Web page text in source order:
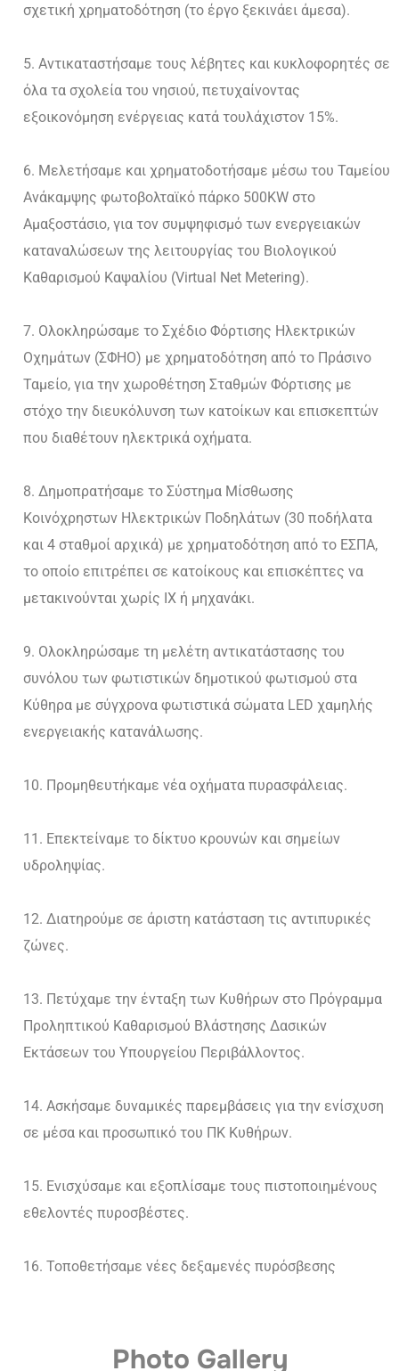
σχετική χρηματοδότηση (το έργο ξεκινάει άμεσα).
Αντικαταστήσαμε τους λέβητες και κυκλοφορητές σε
όλα τα σχολεία του νησιού, πετυχαίνοντας
εξοικονόμηση ενέργειας κατά τουλάχιστον 15%.
Μελετήσαμε και χρηματοδοτήσαμε μέσω του Ταμείου
Ανάκαμψης φωτοβολταϊκό πάρκο 500KW στο
Αμαξοστάσιο, για τον συμψηφισμό των ενεργειακών
καταναλώσεων της λειτουργίας του Βιολογικού
Καθαρισμού Καψαλίου (Virtual Net Metering).
Ολοκληρώσαμε το Σχέδιο Φόρτισης Ηλεκτρικών
Οχημάτων (ΣΦΗΟ) με χρηματοδότηση από το Πράσινο
Ταμείο, για την χωροθέτηση Σταθμών Φόρτισης με
στόχο την διευκόλυνση των κατοίκων και επισκεπτών
που διαθέτουν ηλεκτρικά οχήματα.
Δημοπρατήσαμε το Σύστημα Μίσθωσης
Κοινόχρηστων Ηλεκτρικών Ποδηλάτων (30 ποδήλατα
και 4 σταθμοί αρχικά) με χρηματοδότηση από το ΕΣΠΑ,
το οποίο επιτρέπει σε κατοίκους και επισκέπτες να
μετακινούνται χωρίς ΙΧ ή μηχανάκι.
Ολοκληρώσαμε τη μελέτη αντικατάστασης του
συνόλου των φωτιστικών δημοτικού φωτισμού στα
Κύθηρα με σύγχρονα φωτιστικά σώματα LED χαμηλής
ενεργειακής κατανάλωσης.
Προμηθευτήκαμε νέα οχήματα πυρασφάλειας.
Επεκτείναμε το δίκτυο κρουνών και σημείων
υδροληψίας.
Διατηρούμε σε άριστη κατάσταση τις αντιπυρικές
ζώνες.
Πετύχαμε την ένταξη των Κυθήρων στο Πρόγραμμα
Προληπτικού Καθαρισμού Βλάστησης Δασικών
Εκτάσεων του Υπουργείου Περιβάλλοντος.
Ασκήσαμε δυναμικές παρεμβάσεις για την ενίσχυση
σε μέσα και προσωπικό του ΠΚ Κυθήρων.
Ενισχύσαμε και εξοπλίσαμε τους πιστοποιημένους
εθελοντές πυροσβέστες.
Τοποθετήσαμε νέες δεξαμενές πυρόσβεσης
Photo Gallery